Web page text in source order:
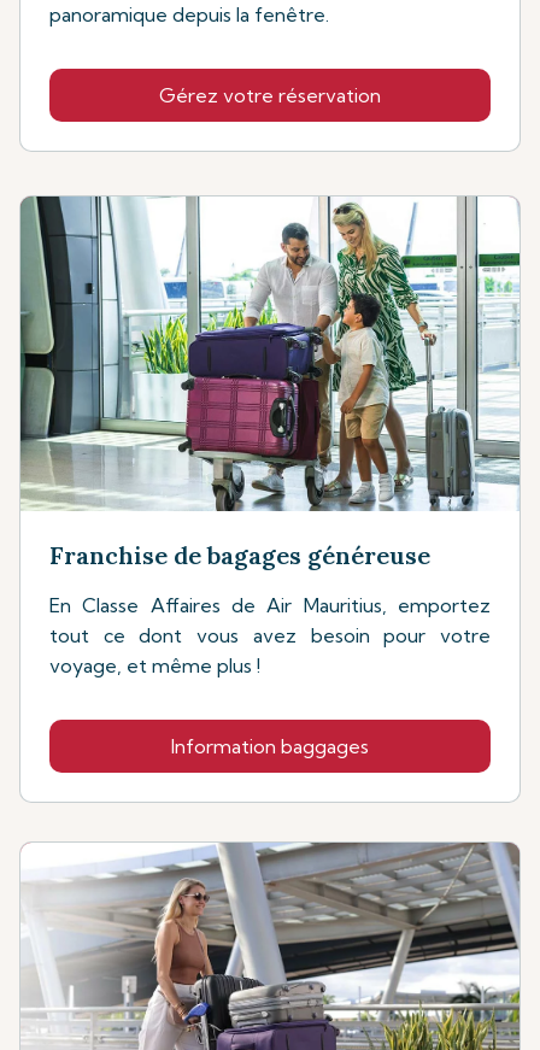
panoramique depuis la fenêtre.
Gérez votre réservation
Franchise de bagages généreuse
En Classe Affaires de Air Mauritius, emportez
tout ce dont vous avez besoin pour votre
voyage, et même plus !
Information baggages